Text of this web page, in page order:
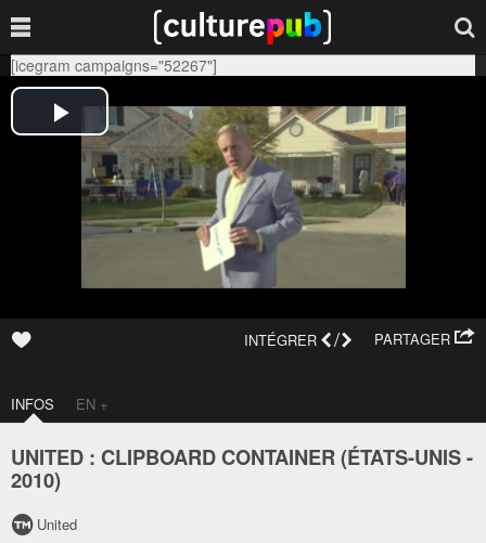
[icegram campaigns="52267"]
PARTAGER
INTÉGRER /
INFOS EN +
UNITED : CLIPBOARD CONTAINER (ÉTATS-UNIS-
2010)
United